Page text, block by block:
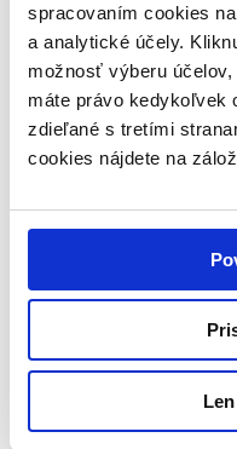
spracovaním cookies
a analytické účely.
možnosť výberu
máte právo kedykoľvek
zdieľané s tretími
cookies nájdete na
EDEA
Tovar 98/146
Rukavice
Kód: EDEA-
Výrobca: EDEA